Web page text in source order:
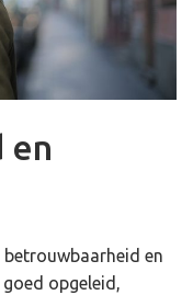
en
en
opgeleid,